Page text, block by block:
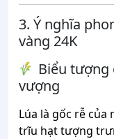
3. Ý nghĩa
vàng 24K
Biểu tượng
vượng
Lúa là gốc rễ của
trĩu hạt tượng